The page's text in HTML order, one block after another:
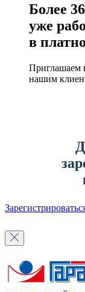
Более
уже
в
Приглашаем
нашим